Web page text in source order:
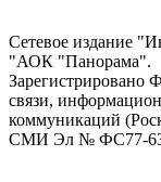
Сетевое издание
"АОК "Панорама".
Зарегистрировано
связи,
коммуникаций
СМИ Эл № ФС77-